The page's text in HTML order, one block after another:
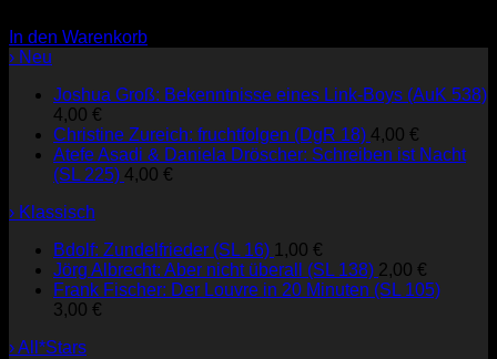
In den Warenkorb
› Neu
Joshua Groß: Bekenntnisse eines Link-Boys (AuK 538)
4,00 €
Christine Zureich: fruchtfolgen (DgR 18) 4,00 €
Atefe Asadi & Daniela Dröscher: Schreiben ist Nacht
(SL 225) 4,00 €
› Klassisch
Bdolf: Zundelfrieder (SL 16) 1,00 €
Jörg Albrecht: Aber nicht überall (SL 138) 2,00 €
Frank Fischer: Der Louvre in 20 Minuten (SL 105)
3,00 €
› All*Stars